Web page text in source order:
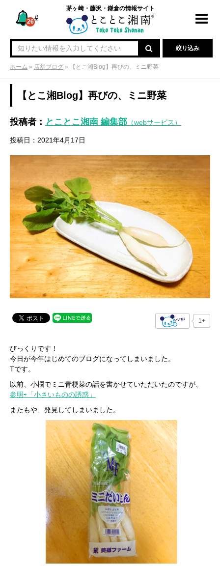
#
26
茅ヶ崎・藤沢・鎌倉の情報サイト
絞り込み
ホーム » 店舗ブログ » 【とこ湘Blog】再びの、ミニ野菜
【とこ湘Blog】再びの、ミニ野菜
投稿者： とことこ湘南 編集部 （webサービス）
投稿日：2021年4月17日
1+
びっくりです！
今日が今年はじめてのブログになってしまいました。
Tです。
以前、小欄でミニ青梗菜の話を書かせていただいたのですが、
参照⇨「小さいものの誘惑」
またもや、発見してしまいました。